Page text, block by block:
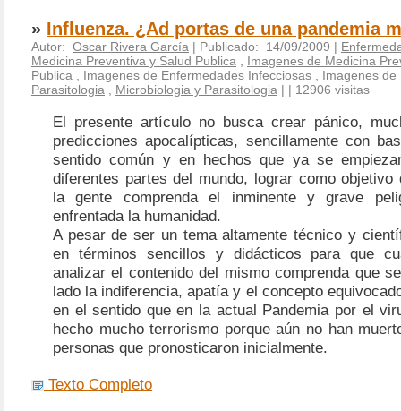
» Influenza. ¿Ad portas de una pandemia
Autor: Oscar Rivera García | Publicado: 14/09/2009 |
Medicina Preventiva y Salud Publica
Imagenes de Medicina
Publica
Imagenes de Enfermedades Infecciosas
Imagenes de
Parasitologia
Microbiologia y Parasitologia | | 12906 visitas
El presente artículo no busca crear pánico,
predicciones apocalípticas, sencillamente con
sentido común y en hechos que ya se
diferentes partes del mundo, lograr como objetivo
la gente comprenda el inminente y grave
enfrentada la humanidad.
A pesar de ser un tema altamente técnico y
en términos sencillos y didácticos para que
analizar el contenido del mismo comprenda que
lado la indiferencia, apatía y el concepto
en el sentido que en la actual Pandemia por el
hecho mucho terrorismo porque aún no han
personas que pronosticaron inicialmente.
Texto Completo